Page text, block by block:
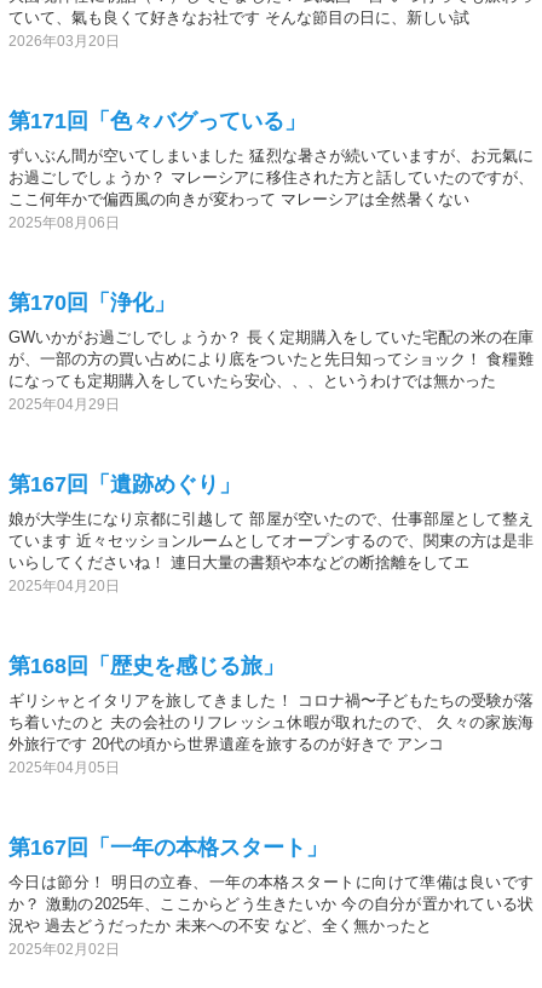
ていて、氣も良くて好きなお社です そんな節目の日に、新しい試
2026年03月20日
第171回「色々バグっている」
ずいぶん間が空いてしまいました 猛烈な暑さが続いていますが、お元氣に
お過ごしでしょうか？ マレーシアに移住された方と話していたのですが、
ここ何年かで偏西風の向きが変わって マレーシアは全然暑くない
2025年08月06日
第170回「浄化」
GWいかがお過ごしでしょうか？ 長く定期購入をしていた宅配の米の在庫
が、一部の方の買い占めにより底をついたと先日知ってショック！ 食糧難
になっても定期購入をしていたら安心、、、というわけでは無かった
2025年04月29日
第167回「遺跡めぐり」
娘が大学生になり京都に引越して 部屋が空いたので、仕事部屋として整え
ています 近々セッションルームとしてオープンするので、関東の方は是非
いらしてくださいね！ 連日大量の書類や本などの断捨離をしてエ
2025年04月20日
第168回「歴史を感じる旅」
ギリシャとイタリアを旅してきました！ コロナ禍〜子どもたちの受験が落
ち着いたのと 夫の会社のリフレッシュ休暇が取れたので、 久々の家族海
外旅行です 20代の頃から世界遺産を旅するのが好きで アンコ
2025年04月05日
第167回「一年の本格スタート」
今日は節分！ 明日の立春、一年の本格スタートに向けて準備は良いです
か？ 激動の2025年、ここからどう生きたいか 今の自分が置かれている状
況や 過去どうだったか 未来への不安 など、全く無かったと
2025年02月02日